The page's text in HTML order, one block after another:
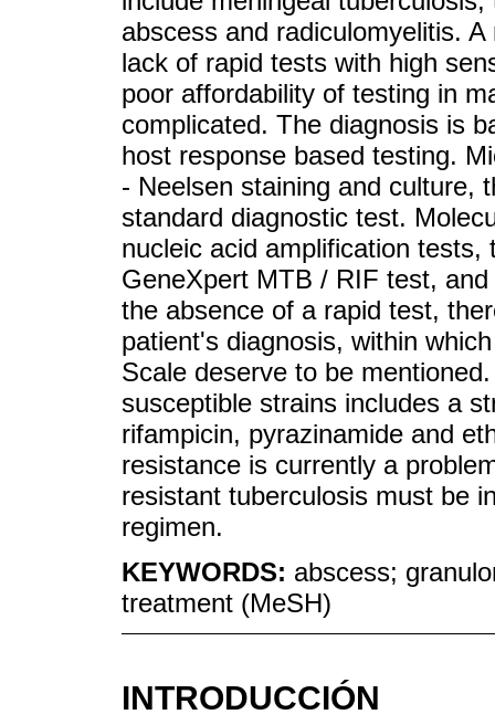
abscess and radiculomyelitis.
lack of rapid tests with high
poor affordability of testing in
complicated. The diagnosis is
host response based testing.
- Neelsen staining and culture,
standard diagnostic test.
nucleic acid amplification
GeneXpert MTB / RIF test,
the absence of a rapid test,
patient's diagnosis, within
Scale deserve to be
susceptible strains includes a
rifampicin, pyrazinamide and
resistance is currently a
resistant tuberculosis must be
regimen.
KEYWORDS: abscess;
treatment (MeSH)
INTRODUCCIÓN